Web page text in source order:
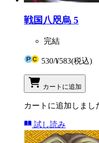
戦国八咫烏 5
完結
530/¥583(税込)
カートに追加
カートに追加しまし
試し読み